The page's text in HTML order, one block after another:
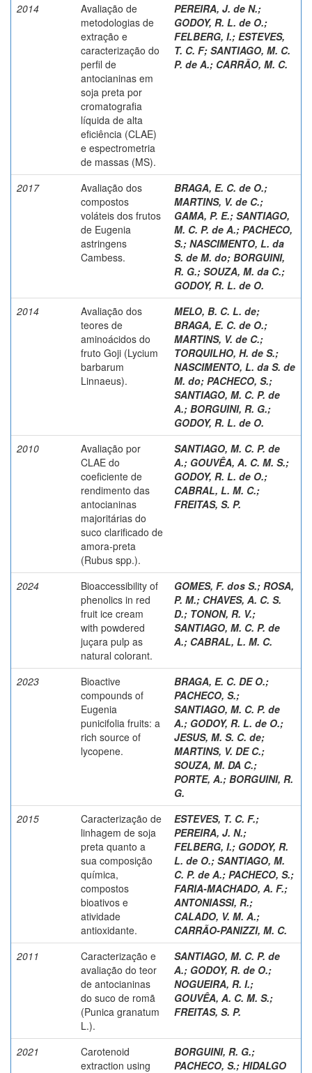
2014
Avaliação de
metodologias de
extração e
caracterização do
perfil de
antocianinas em
soja preta por
cromatografia
líquida de alta
eficiência (CLAE)
e espectrometria
de massas (MS).
PEREIRA, J. de N.;
GODOY, R. L. de O.;
FELBERG, I.; ESTEVES,
T. C. F; SANTIAGO, M. C.
P. de A.; CARRÃO, M. C.
2017
Avaliação dos
compostos
voláteis dos frutos
de Eugenia
astringens
Cambess.
BRAGA, E. C. de O.;
MARTINS, V. de C.;
GAMA, P. E.; SANTIAGO,
M. C. P. de A.; PACHECO,
S.; NASCIMENTO, L. da
S. de M. do; BORGUINI,
R. G.; SOUZA, M. da C.;
GODOY, R. L. de O.
2014
Avaliação dos
teores de
aminoácidos do
fruto Goji (Lycium
barbarum
Linnaeus).
MELO, B. C. L. de;
BRAGA, E. C. de O.;
MARTINS, V. de C.;
TORQUILHO, H. de S.;
NASCIMENTO, L. da S. de
M. do; PACHECO, S.;
SANTIAGO, M. C. P. de
A.; BORGUINI, R. G.;
GODOY, R. L. de O.
2010
Avaliação por
CLAE do
coeficiente de
rendimento das
antocianinas
majoritárias do
suco clarificado de
amora-preta
(Rubus spp.).
SANTIAGO, M. C. P. de
A.; GOUVÊA, A. C. M. S.;
GODOY, R. L. de O.;
CABRAL, L. M. C.;
FREITAS, S. P.
2024
Bioaccessibility of
phenolics in red
fruit ice cream
with powdered
juçara pulp as
natural colorant.
GOMES, F. dos S.; ROSA,
P. M.; CHAVES, A. C. S.
D.; TONON, R. V.;
SANTIAGO, M. C. P. de
A.; CABRAL, L. M. C.
2023
Bioactive
compounds of
Eugenia
punicifolia fruits: a
rich source of
lycopene.
BRAGA, E. C. DE O.;
PACHECO, S.;
SANTIAGO, M. C. P. de
A.; GODOY, R. L. de O.;
JESUS, M. S. C. de;
MARTINS, V. DE C.;
SOUZA, M. DA C.;
PORTE, A.; BORGUINI, R.
G.
2015
Caracterização de
linhagem de soja
preta quanto a
sua composição
química,
compostos
bioativos e
atividade
antioxidante.
ESTEVES, T. C. F.;
PEREIRA, J. N.;
FELBERG, I.; GODOY, R.
L. de O.; SANTIAGO, M.
C. P. de A.; PACHECO, S.;
FARIA-MACHADO, A. F.;
ANTONIASSI, R.;
CALADO, V. M. A.;
CARRÃO-PANIZZI, M. C.
2011
Caracterização e
avaliação do teor
de antocianinas
do suco de romã
(Punica granatum
L.).
SANTIAGO, M. C. P. de
A.; GODOY, R. de O.;
NOGUEIRA, R. I.;
GOUVÊA, A. C. M. S.;
FREITAS, S. P.
2021
Carotenoid
extraction using
BORGUINI, R. G.;
PACHECO, S.; HIDALGO